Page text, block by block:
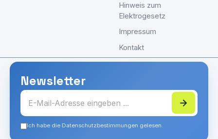
Hinweis zum
Elektrogesetz
Impressum
Kontakt
Newsletter
Ich habe die Datenschutzbestimmungen gelesen.